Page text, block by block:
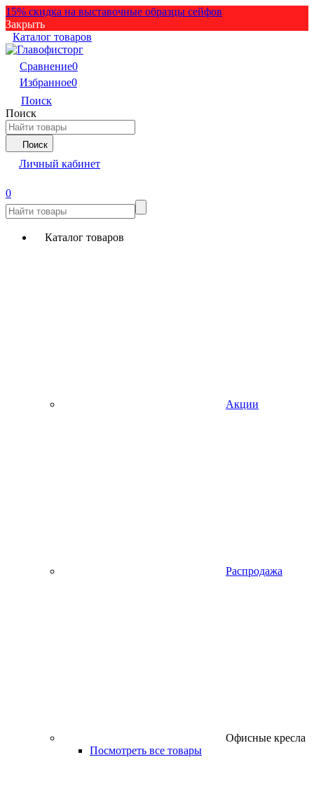
15% скидка на выставочные образцы сейфов
Закрыть
Каталог товаров
Сравнение0
Избранное0
Поиск
Поиск
Поиск
Личный кабинет
0
Каталог товаров
Акции
Распродажа
Офисные кресла
Посмотреть все товары